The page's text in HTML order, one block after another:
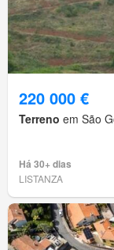
220 000 €
Terreno em São
Há 30+ dias
LISTANZA